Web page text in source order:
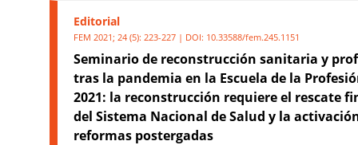
Editorial
FEM 2021; 24 (5): 223-227 | DOI: 10.33588/fem.245.1151
Seminario de reconstrucción sanitaria y
tras la pandemia en la Escuela de la
2021: la reconstrucción requiere el rescate
del Sistema Nacional de Salud y la
reformas postergadas